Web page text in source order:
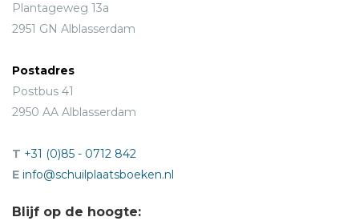
Plantageweg 13a
2951 GN Alblasserdam
Postadres
Postbus 41
2950 AA Alblasserdam
T +31 (0)85 - 0712 842
E info@schuilplaatsboeken.nl
Blijf op de hoogte: